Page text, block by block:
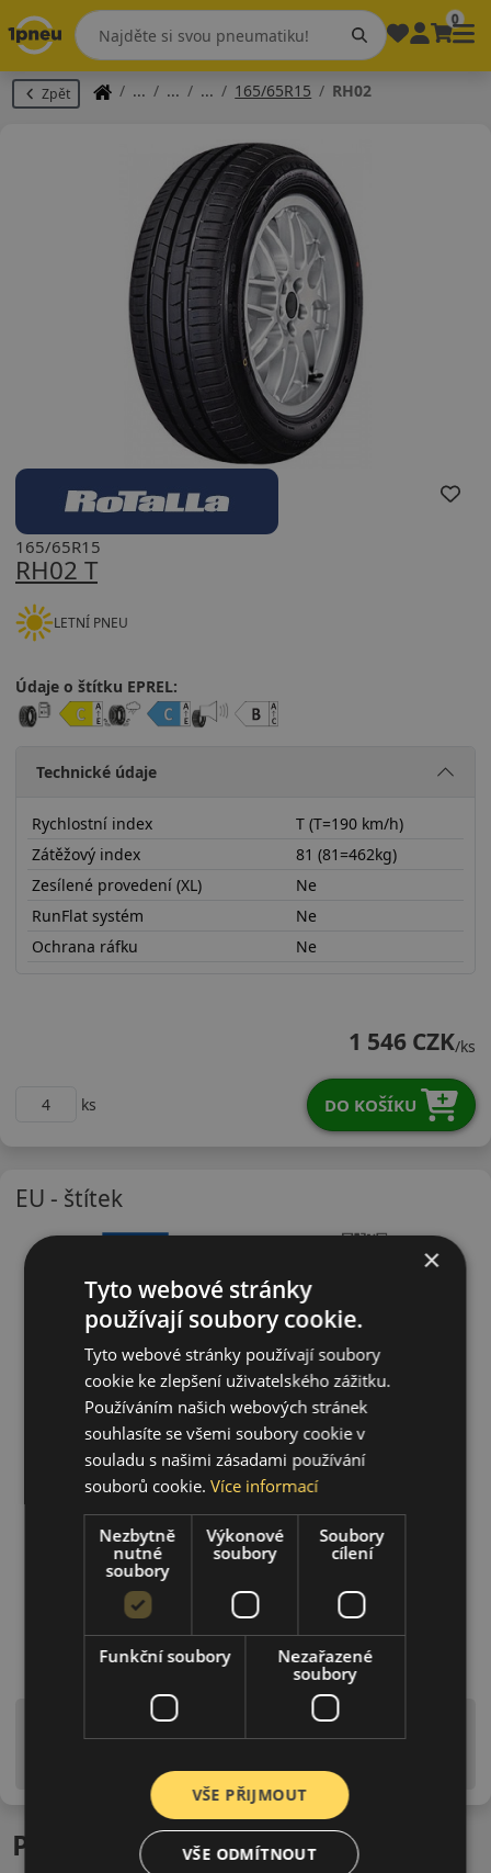
0
Zpět 165/65R15 RH02
RH02 T
165/65R15
LETNÍ PNEU
Údaje o štítku EPREL:
Technické údaje
Rychlostní index
T (T=190 km/h)
Zátěžový index
81 (81=462kg)
Zesílené provedení (XL)
Ne
RunFlat systém
Ne
Ochrana ráfku
Ne
1 546 CZK/ks
ks DO KOŠÍKU
EU - štítek
Upozornění! Hodnoty na štítku jsou pouze
informativního charakteru. Mohou být dodány pneumatiky
is EU štítky ve smyslu dosud platné (předchozí) legislativy.
Podobné produkty
×
Tyto webové stránky
používají soubory cookie.
Tyto webové stránky používají soubory
cookie ke zlepšení uživatelského zážitku.
Používáním našich webových stránek
souhlasíte se všemi soubory cookie v
souladu s našimi zásadami používání
souborů cookie.Více informací
Nezbytně
nutné
soubory
Výkonové
soubory
Soubory
cílení
Funkční soubory
Nezařazené
soubory
VŠE PŘIJMOUT
VŠE ODMÍTNOUT